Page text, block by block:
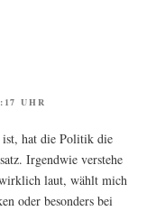
UHR
ist, hat die Poli­tik die
Irgend­wie ver­ste­he
laut, wählt mich
oder beson­ders bei